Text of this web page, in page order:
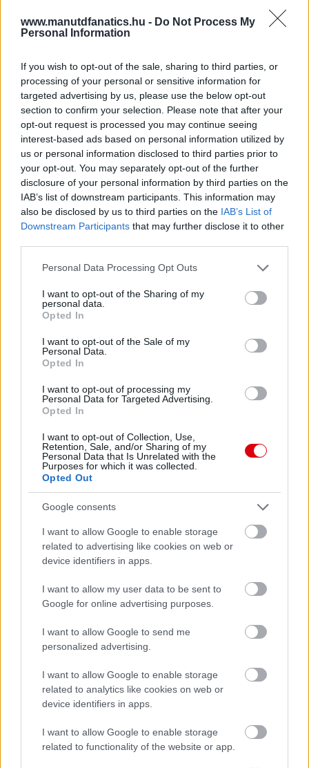
www.manutdfanatics.hu - Do Not Process My
Personal Information
If you wish to opt-out of the sale, sharing to third parties, or
processing of your personal or sensitive information for
targeted advertising by us, please use the below opt-out
section to confirm your selection. Please note that after your
opt-out request is processed you may continue seeing
interest-based ads based on personal information utilized by
us or personal information disclosed to third parties prior to
your opt-out. You may separately opt-out of the further
disclosure of your personal information by third parties on the
IAB’s list of downstream participants. This information may
also be disclosed by us to third parties on the IAB’s List of
Downstream Participants that may further disclose it to other
Please note that this website/app uses one or more Google
not limited to your visit or usage behaviour. You may click to
grant or deny consent to Google and its third-party tags to
use your data for below specified purposes in below Google
consent section.
Personal Data Processing Opt Outs
I want to opt-out of the Sharing of my
personal data.
Opted In
I want to opt-out of the Sale of my
Personal Data.
Opted In
I want to opt-out of processing my
Personal Data for Targeted Advertising.
Opted In
I want to opt-out of Collection, Use,
Retention, Sale, and/or Sharing of my
Personal Data that Is Unrelated with the
Purposes for which it was collected.
Opted Out
Google consents
I want to allow Google to enable storage
related to advertising like cookies on web or
device identifiers in apps.
I want to allow my user data to be sent to
Google for online advertising purposes.
I want to allow Google to send me
personalized advertising.
I want to allow Google to enable storage
related to analytics like cookies on web or
device identifiers in apps.
I want to allow Google to enable storage
related to functionality of the website or app.
Meccs Center
Paris Saint-Germainvs
Manchester United
Felkészülési szezon 4. mérkőzés
Nya Ullevi, Göteborg
0 nap 3 óra 31 perc 36 másodperc
Leeds Unitedvs Manchester United2026-08-12 20:30